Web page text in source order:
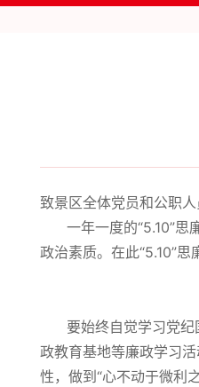
致景区全体党员和公职人
一年一度的“5.10”思
政治素质。在此“5.10”思
要始终自觉学习党纪
政教育基地等廉政学习
性，做到“心不动于微利